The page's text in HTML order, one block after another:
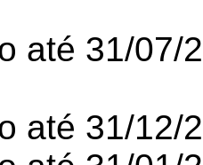
até 31/07/
até 31/